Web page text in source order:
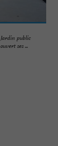
public
ses ...